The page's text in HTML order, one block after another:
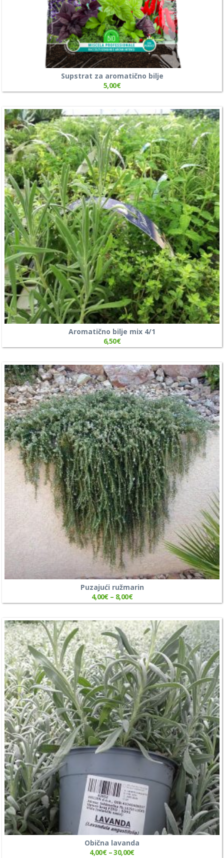
Supstrat za aromatično bilje
5,00€
Aromatično bilje mix 4/1
6,50€
Puzajući ružmarin
4,00€– 8,00€
Obična lavanda
4,00€–30,00€